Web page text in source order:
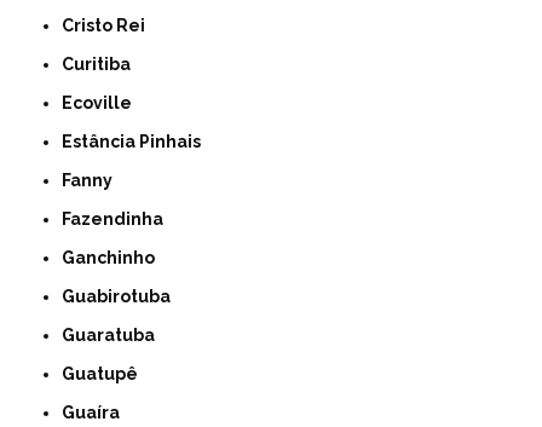
Cristo Rei
Curitiba
Ecoville
Estância Pinhais
Fanny
Fazendinha
Ganchinho
Guabirotuba
Guaratuba
Guatupê
Guaíra